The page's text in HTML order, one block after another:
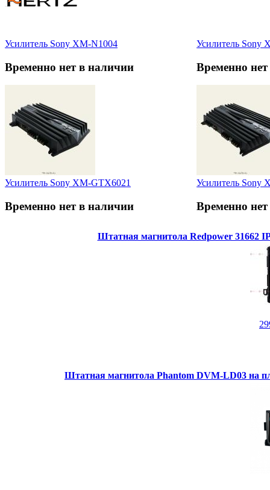
Усилитель Sony XM-N1004
Временно нет в наличии
Усилитель Sony
Временно
Усилитель Sony XM-GTX6021
Временно нет в наличии
Усилитель Sony
Временно
Штатная магнитола Redpower 31662
Штатная магнитола Phantom DVM-LD03 на